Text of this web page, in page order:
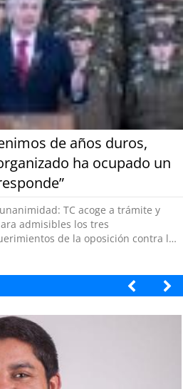
de años duros,
ha ocupado un
TC acoge a trámite y
admisibles los tres
de la oposición contra la